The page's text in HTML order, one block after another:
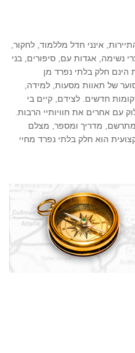
אינני חדל מללמוד, לחקור,
נשימה, אגדות עם, סיפורים, בני
הינם חלק בלתי נפרד מן
סוער של תאוות מסעות, למידה,
חדשים. לצידם, קיים בי
עם אחרים את חוויותיי הרבות.
מדריך ומספר, מצלם
הוא חלק בלתי נפרד מחיי